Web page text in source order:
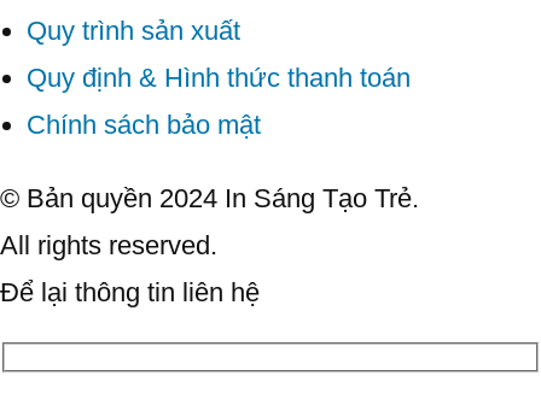
Quy trình sản xuất
Quy định & Hình thức thanh toán
Chính sách bảo mật
© Bản quyền 2024 In Sáng Tạo Trẻ.
All rights reserved.
Để lại thông tin liên hệ